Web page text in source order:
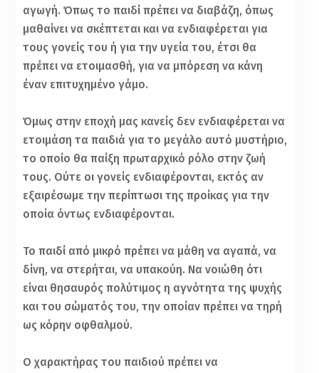
αγωγή. Όπως το παιδί πρέπει να διαβάζη, όπως
μαθαίνει να σκέπτεται και να ενδιαφέρεται για
τους γονείς του ή για την υγεία του, έτσι θα
πρέπει να ετοιμασθή, για να μπόρεση να κάνη
έναν επιτυχημένο γάμο.
Όμως στην εποχή μας κανείς δεν ενδιαφέρεται να
ετοιμάση τα παιδιά για το μεγάλο αυτό μυστήριο,
το οποίο θα παίξη πρωταρχικό ρόλο στην ζωή
τους. Ούτε οι γονείς ενδιαφέρονται, εκτός αν
εξαιρέσωμε την περίπτωσι της προίκας για την
οποία όντως ενδιαφέρονται.
Το παιδί από μικρό πρέπει να μάθη να αγαπά, να
δίνη, να στερήται, να υπακούη. Να νοιώθη ότι
είναι θησαυρός πολύτιμος η αγνότητα της ψυχής
και του σώματός του, την οποίαν πρέπει να τηρή
ως κόρην οφθαλμού.
Ο χαρακτήρας του παιδιού πρέπει να